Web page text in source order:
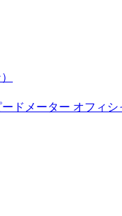
ドメーター オフィシ